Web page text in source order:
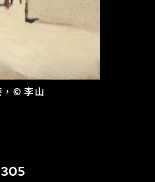
，© 李山
二十一世紀視覺